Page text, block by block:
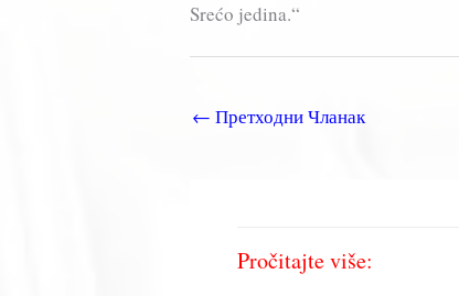
Srećo jedina.“
← Претходни Чланак
Pročitajte više: